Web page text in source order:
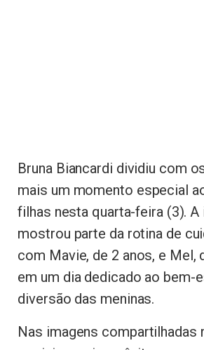
Bruna Biancardi dividiu com
mais um momento especial
filhas nesta quarta-feira (3). A
mostrou parte da rotina de
com Mavie, de 2 anos, e Mel,
em um dia dedicado ao bem-
diversão das meninas.
Nas imagens compartilhadas